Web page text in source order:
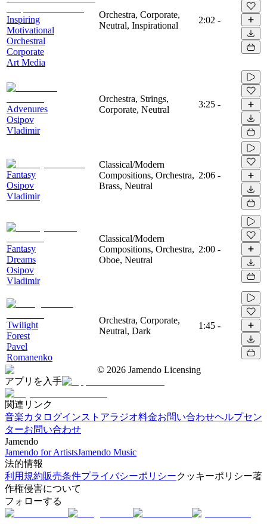
Inspiring
Motivational
Orchestral
Corporate
Art Media
Orchestra, Corporate,
Neutral, Inspirational
2:02 -
Advenures
Osipov
Vladimir
Orchestra, Strings,
Corporate, Neutral
3:25 -
Fantasy
Osipov
Vladimir
Classical/Modern
Compositions, Orchestra,
Brass, Neutral
2:06 -
Fantasy
Dreams
Osipov
Vladimir
Classical/Modern
Compositions, Orchestra,
Oboe, Neutral
2:00 -
Twilight
Forest
Pavel
Romanenko
Orchestra, Corporate,
Neutral, Dark
1:45 -
© 2026 Jamendo Licensing
アプリを入手
関連リンク
音楽カタログインストアラジオ料金お問い合わせヘルプセン
ターお問い合わせ
Jamendo
Jamendo for ArtistsJamendo Music
法的情報
利用規約販売条件プライバシーポリシークッキーポリシー著
作権侵害について
フォローする